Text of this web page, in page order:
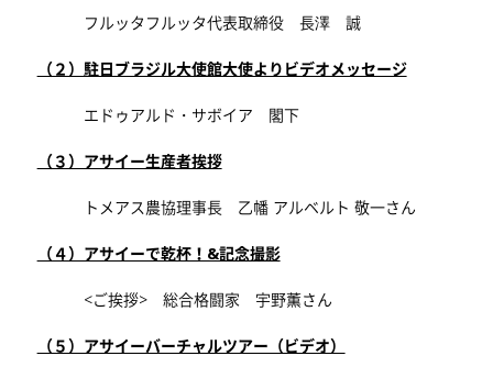
フルッタフルッタ代表取締役 長澤 誠
（２）駐日ブラジル大使館大使よりビデオメッセージ
エドゥアルド・サボイア 閣下
（３）アサイー生産者挨拶
トメアス農協理事長 乙幡 アルベルト 敬一さん
（４）アサイーで乾杯！&記念撮影
<ご挨拶> 総合格闘家 宇野薫さん
（５）アサイーバーチャルツアー（ビデオ）